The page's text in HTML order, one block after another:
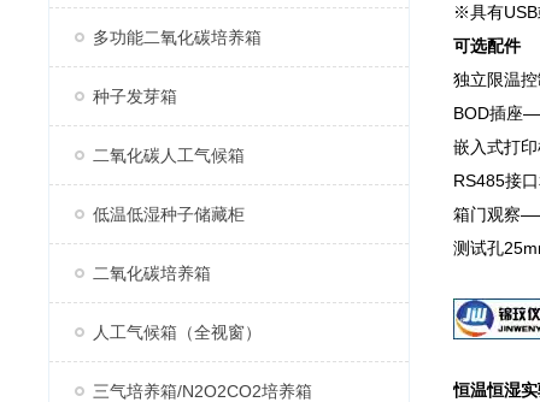
多功能二氧化碳培养箱
种子发芽箱
二氧化碳人工气候箱
低温低湿种子储藏柜
二氧化碳培养箱
人工气候箱（全视窗）
三气培养箱/N2O2CO2培养箱
※具有USB
可选配件
独立限
BOD
嵌入式
RS485
箱门观
测试孔
恒温恒湿